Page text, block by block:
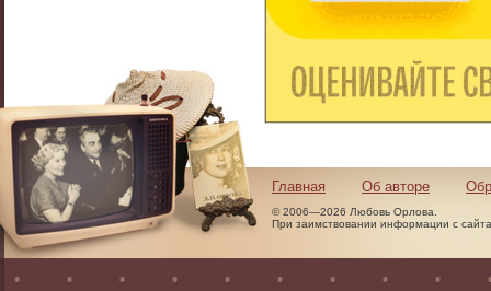
Главная Об авторе
© 2006—2026 Любовь Орлова.
При заимствовании информации с